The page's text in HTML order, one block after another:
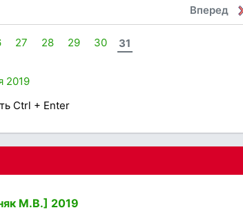
Вперед
27 28 29 30 31
2019
Ctrl + Enter
М.В.] 2019